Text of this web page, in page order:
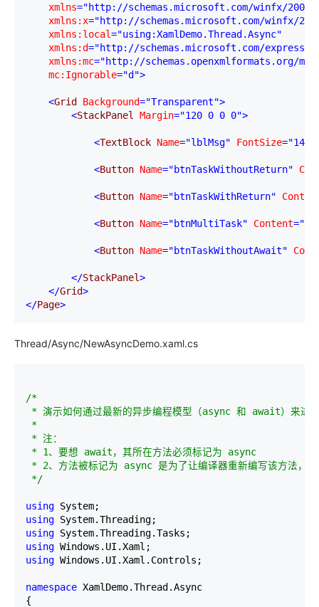
    xmlns
="http://schemas.microsoft.com/winfx/
    xmlns:x
="http://schemas.microsoft.com/winfx/
    xmlns:local
="using:XamlDemo.Thread.Async"
    xmlns:d
="http://schemas.microsoft.com/
    xmlns:mc
="http://schemas.openxmlformats.org/
    mc:Ignorable
="d">
<Grid Background="Transparent">
<StackPanel Margin="120 0 0 0">
<TextBlock Name="lblMsg" FontSize
<Button Name="btnTaskWithoutReturn"
<Button Name="btnTaskWithReturn"
<Button Name="btnMultiTask" Content="并
<Button Name="btnTaskWithoutAwait"
</StackPanel>
</Grid>
</Page>
Thread/Async/NewAsyncDemo.xaml.cs
/*
* 演示如何通过最新的异步编程模型（async 和 await）来进
*
* 注：
* 1、要想 await，其所在方法必须标记为 async
* 2、方法被标记为 async 是为了让编译器重新编写该方法
*/
using
using
using
using
using Windows.UI.Xaml.Controls;
namespace XamlDemo.Thread.Async
{